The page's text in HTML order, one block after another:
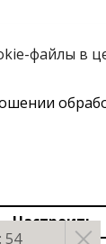
54
файлы в
Настроить